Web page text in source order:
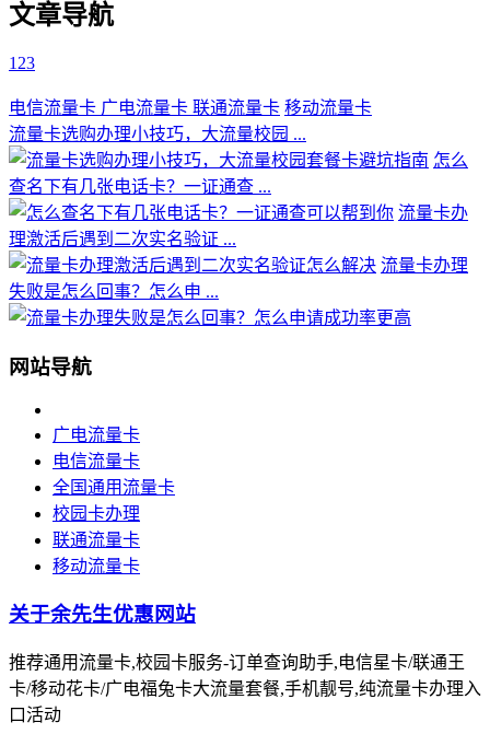
文章导航
1 23
电信流量卡 广电流量卡 联通流量卡 移动流量卡
流量卡选购办理小技巧，大流量校园 ...
怎么
查名下有几张电话卡？一证通查 ...
流量卡办
理激活后遇到二次实名验证 ...
流量卡办理
失败是怎么回事？怎么申 ...
网站导航
广电流量卡
电信流量卡
全国通用流量卡
校园卡办理
联通流量卡
移动流量卡
关于余先生优惠网站
推荐通用流量卡,校园卡服务-订单查询助手,电信星卡/联通王
卡/移动花卡/广电福兔卡大流量套餐,手机靓号,纯流量卡办理入
口活动